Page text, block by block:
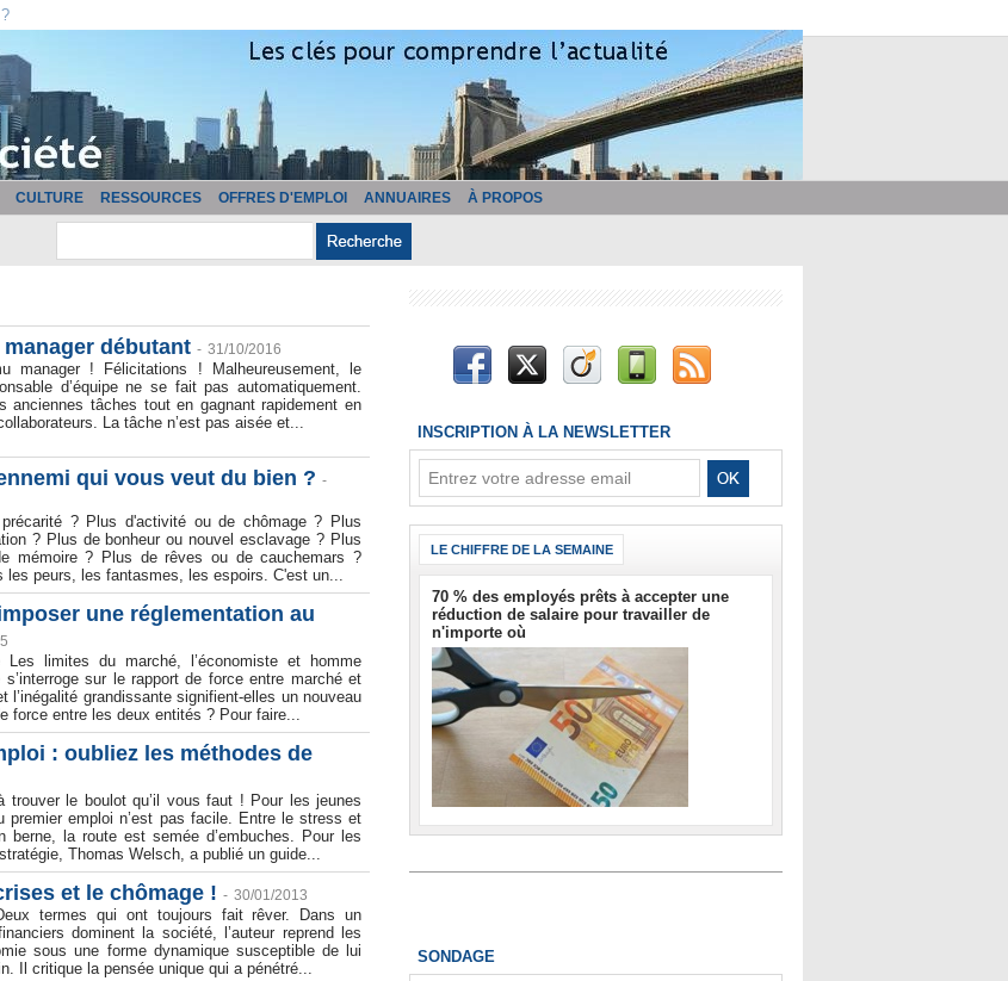
CULTURE RESSOURCES OFFRES D'EMPLOI ANNUAIRES À PROPOS
débutant - 31/10/2016
manager ! Félicitations ! Malheureusement, le
d’équipe ne se fait pas automatiquement.
anciennes tâches tout en gagnant rapidement en
La tâche n’est pas aisée et...
qui vous veut du bien ? -
? Plus d'activité ou de chômage ? Plus
? Plus de bonheur ou nouvel esclavage ? Plus
mémoire ? Plus de rêves ou de cauchemars ?
les peurs, les fantasmes, les espoirs. C'est un...
une réglementation au
Les limites du marché, l’économiste et homme
sur le rapport de force entre marché et
l’inégalité grandissante signifient-elles un nouveau
force entre les deux entités ? Pour faire...
: oubliez les méthodes de
trouver le boulot qu’il vous faut ! Pour les jeunes
premier emploi n’est pas facile. Entre le stress et
berne, la route est semée d’embuches. Pour les
Thomas Welsch, a publié un guide...
et le chômage ! - 30/01/2013
termes qui ont toujours fait rêver. Dans un
dominent la société, l’auteur reprend les
sous une forme dynamique susceptible de lui
Il critique la pensée unique qui a pénétré...
INSCRIPTION À LA NEWSLETTER
LE CHIFFRE DE LA SEMAINE
70 % des employés prêts à accepter une
réduction de salaire pour travailler de
n'importe où
SONDAGE